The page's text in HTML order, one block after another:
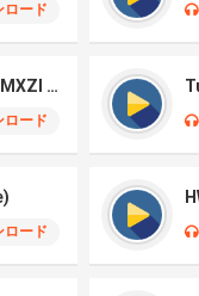
ロード
Montagem Xonada – MXZI (iPhone)
ロード
ロード